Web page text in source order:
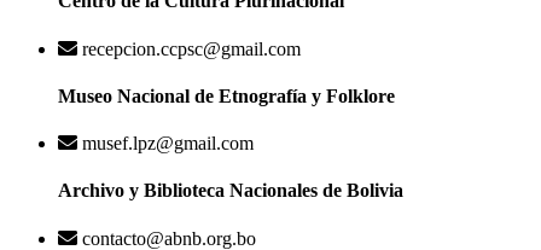
recepcion.ccpsc@gmail.com
Museo Nacional de Etnografía y Folklore
musef.lpz@gmail.com
Archivo y Biblioteca Nacionales de Bolivia
contacto@abnb.org.bo